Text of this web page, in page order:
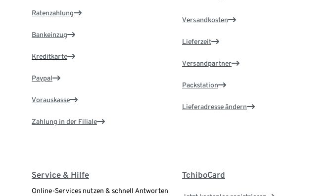
Ratenzahlung
Bankeinzug
Kreditkarte
Paypal
Vorauskasse
Zahlung in der Filiale
Versandkosten
Lieferzeit
Versandpartner
Packstation
Lieferadresse ändern
Service & Hilfe
Online-Services nutzen & schnell Antworten
TchiboCard